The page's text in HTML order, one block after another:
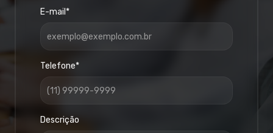
E-mail*
Telefone*
Descrição